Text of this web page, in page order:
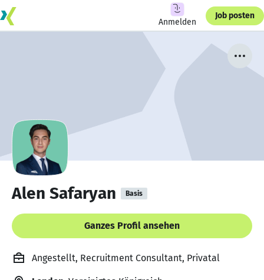
Anmelden
Job posten
Alen Safaryan Basis
Ganzes Profil ansehen
Angestellt, Recruitment Consultant, Privatal